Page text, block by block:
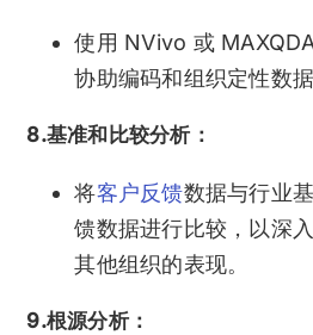
使用 NVivo 或
协助编码和组织定性数据
8.基准和比较分析：
将客户反馈数据与行业
馈数据进行比较，以深
其他组织的表现。
9.根源分析：